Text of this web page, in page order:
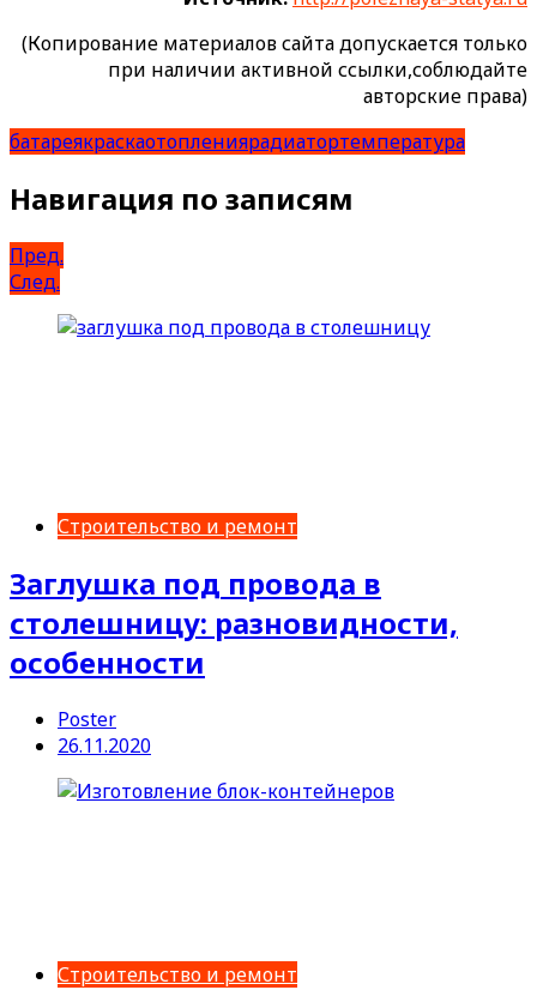
(Копирование материалов сайта допускается только
при наличии активной ссылки,соблюдайте
авторские права)
батареякраскаотоплениярадиатортемпература
Навигация по записям
Пред.
След.
Строительство и ремонт
Заглушка под провода в
столешницу: разновидности,
особенности
Poster
26.11.2020
Строительство и ремонт